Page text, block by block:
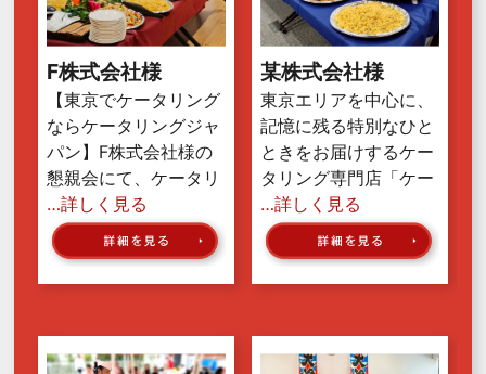
F株式会社様
【東京でケータリング
ならケータリングジャ
パン】F株式会社様の
懇親会にて、ケータリ
…詳しく見る
某株式会社様
東京エリアを中心に、
記憶に残る特別なひと
ときをお届けするケー
タリング専門店「ケー
…詳しく見る